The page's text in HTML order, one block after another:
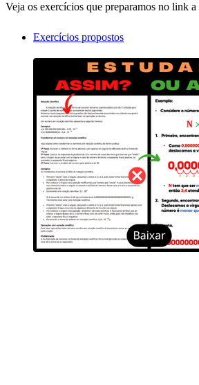
Veja os exercícios que preparamos no link a
Exercícios propostos